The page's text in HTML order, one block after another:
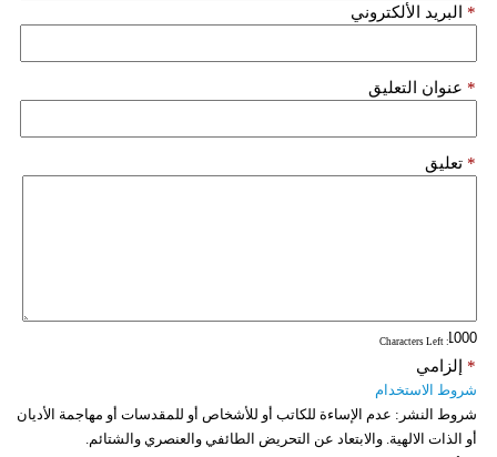
البريد الألكتروني *
عنوان التعليق *
تعليق *
: Characters Left
إلزامي *
شروط الاستخدام
شروط النشر: عدم الإساءة للكاتب أو للأشخاص أو للمقدسات أو مهاجمة الأديان
أو الذات الالهية. والابتعاد عن التحريض الطائفي والعنصري والشتائم.